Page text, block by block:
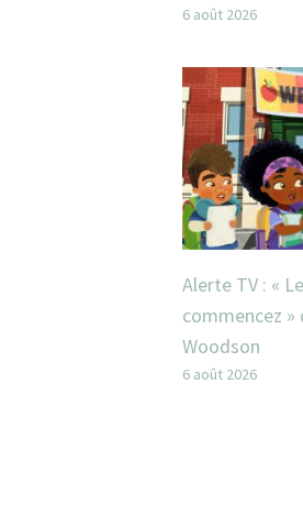
6 août 2026
Alerte TV : «
commencez »
Woodson
6 août 2026